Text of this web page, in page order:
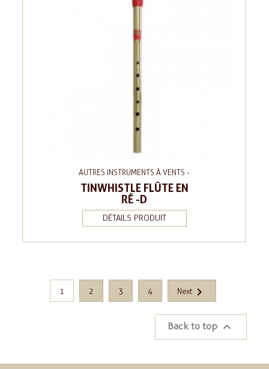
AUTRES INSTRUMENTS À VENTS -
TINWHISTLE FLÛTE EN
RÉ -D
DÉTAILS PRODUIT
1 2 3 4 Next 
Back to top 